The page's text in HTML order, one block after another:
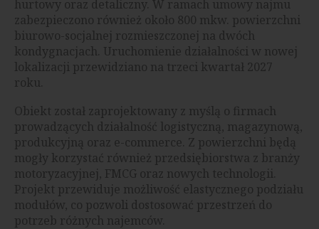
hurtowy oraz detaliczny. W ramach umowy najmu
zabezpieczono również około 800 mkw. powierzchni
biurowo-socjalnej rozmieszczonej na dwóch
kondygnacjach. Uruchomienie działalności w nowej
lokalizacji przewidziano na trzeci kwartał 2027
roku.
Obiekt został zaprojektowany z myślą o firmach
prowadzących działalność logistyczną, magazynową,
produkcyjną oraz e-commerce. Z powierzchni będą
mogły korzystać również przedsiębiorstwa z branży
motoryzacyjnej, FMCG oraz nowych technologii.
Projekt przewiduje możliwość elastycznego podziału
modułów, co pozwoli dostosować przestrzeń do
potrzeb różnych najemców.